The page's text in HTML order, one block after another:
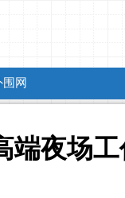
围网
端夜场